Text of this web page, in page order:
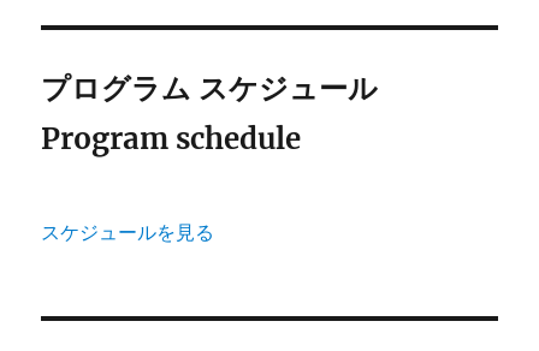
プログラム スケジュール
Program schedule
スケジュールを見る